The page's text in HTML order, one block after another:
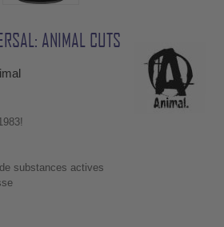
ANIMAL CUTS
substances actives